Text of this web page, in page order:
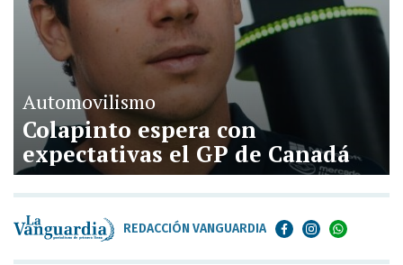
Automovilismo
Colapinto espera con
expectativas el GP de Canadá
REDACCIÓN VANGUARDIA